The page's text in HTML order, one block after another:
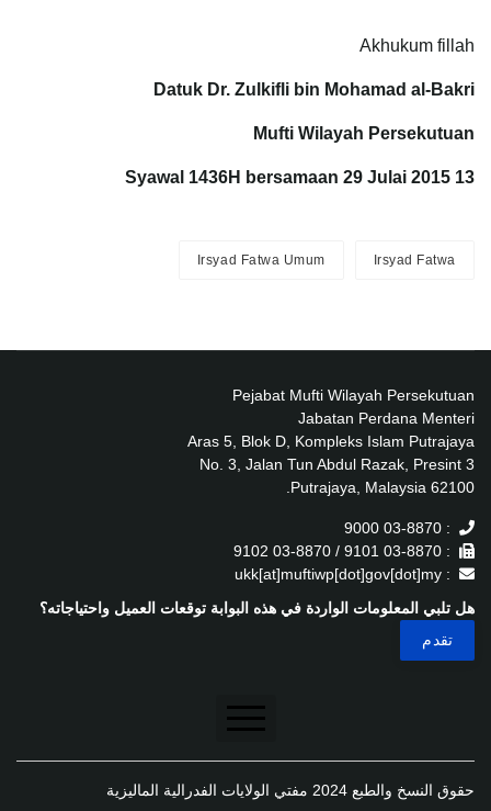
Akhukum fillah
Datuk Dr. Zulkifli bin Mohamad al-Bakri
Mufti Wilayah Persekutuan
13 Syawal 1436H bersamaan 29 Julai 2015
Irsyad Fatwa
Irsyad Fatwa Umum
Pejabat Mufti Wilayah Persekutuan
Jabatan Perdana Menteri
Aras 5, Blok D, Kompleks Islam Putrajaya
No. 3, Jalan Tun Abdul Razak, Presint 3
62100 Putrajaya, Malaysia.
: 03-8870 9000
: 03-8870 9101 / 03-8870 9102
: ukk[at]muftiwp[dot]gov[dot]my
هل تلبي المعلومات الواردة في هذه البوابة توقعات العميل واحتياجاته؟
تنصل
سياسة الخصوصية
حقوق النسخ والطبع 2024 مفتي الولايات الفدرالية الماليزية